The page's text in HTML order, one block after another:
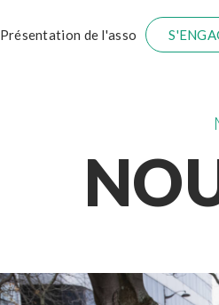
Présentation de l'asso